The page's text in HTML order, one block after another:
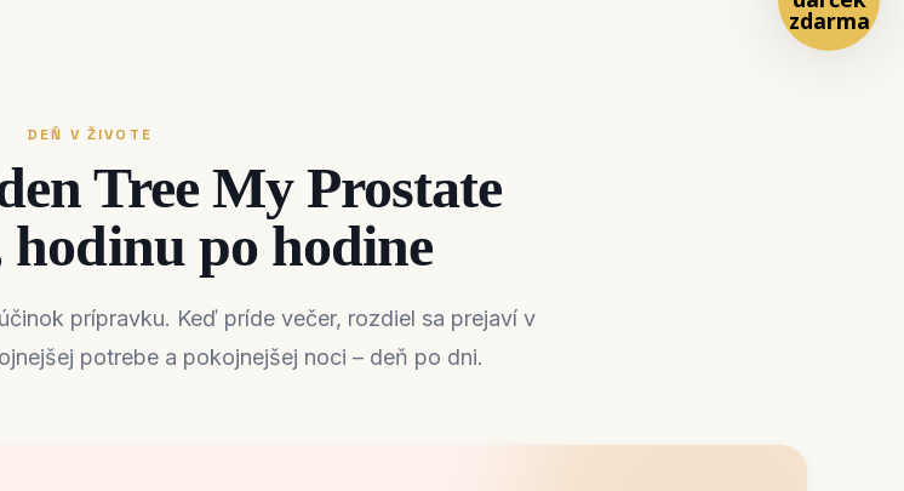
DEŇ V ŽIVOTE
Tree My Prostate
hodinu po hodine
prípravku. Keď príde večer, rozdiel sa prejaví v
potrebe a pokojnejšej noci – deň po dni.
odmena!
🎁